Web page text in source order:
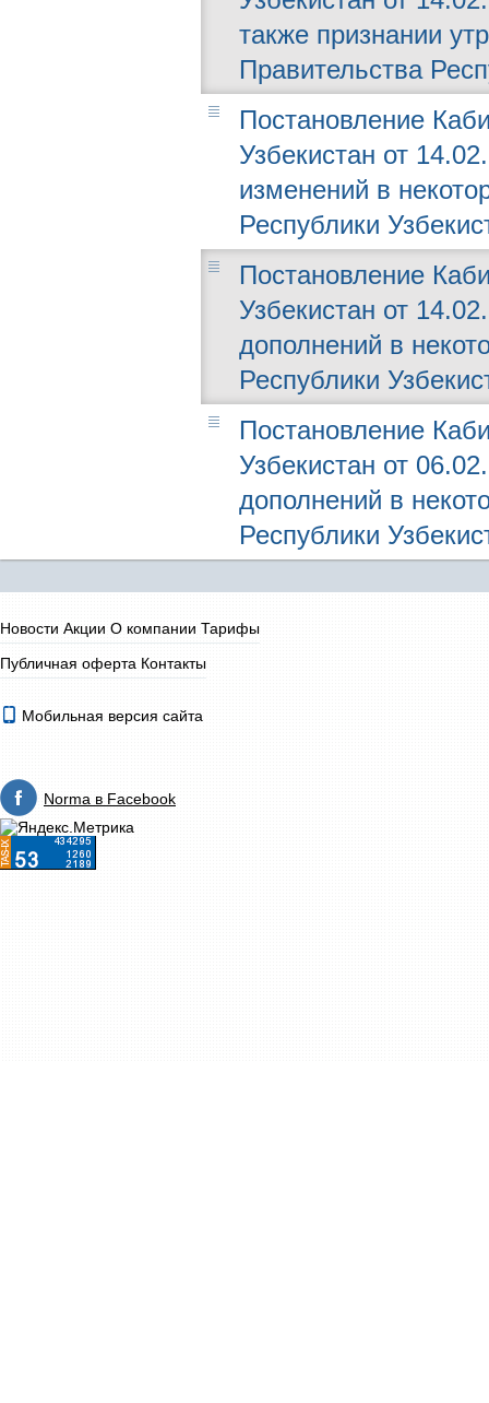
также признании
Правительства
Постановление
Узбекистан от
изменений в
Республики
Постановление
Узбекистан от
дополнений в
Республики
Постановление
Узбекистан от
дополнений в
Республики
Новости Акции О компании Тарифы
Публичная оферта Контакты
Мобильная версия сайта
Norma в Facebook